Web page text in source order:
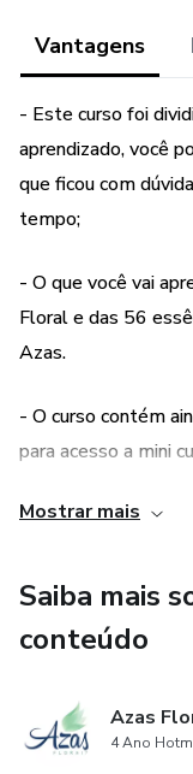
Vantagens
- Este curso foi
aprendizado, você
que ficou com
tempo;
- O que você vai
Floral e das 56
Azas.
- O curso contém
para acesso a mini
- Você receberá em
sistema Azas", uma
entender o que se
o tratamento. *
- O curso estará
você terá um canal
Mostrar mais
Saiba mais
conteúdo
Azas
4 Ano